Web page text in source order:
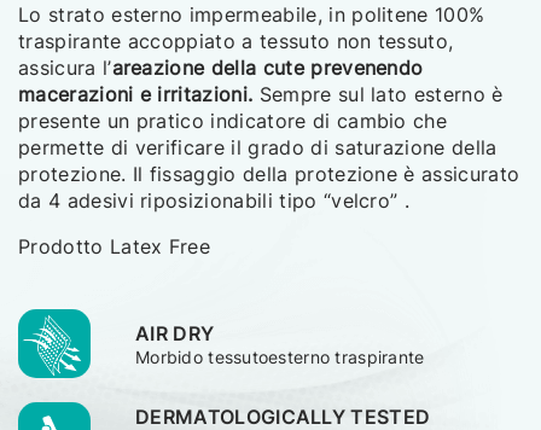
AIR DRY
Morbido tessutoesterno traspirante
DERMATOLOGICALLY TESTED
Lo strato esterno impermeabile, in politene 100%
traspirante accoppiato a tessuto non tessuto,
assicura l’areazione della cute prevenendo
macerazioni e irritazioni. Sempre sul lato esterno è
presente un pratico indicatore di cambio che
permette di verificare il grado di saturazione della
protezione. Il fissaggio della protezione è assicurato
da 4 adesivi riposizionabili tipo “velcro” .
Prodotto Latex Free